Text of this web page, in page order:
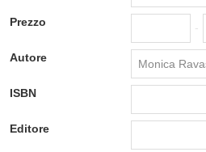
Prezzo -
Autore
ISBN
Editore